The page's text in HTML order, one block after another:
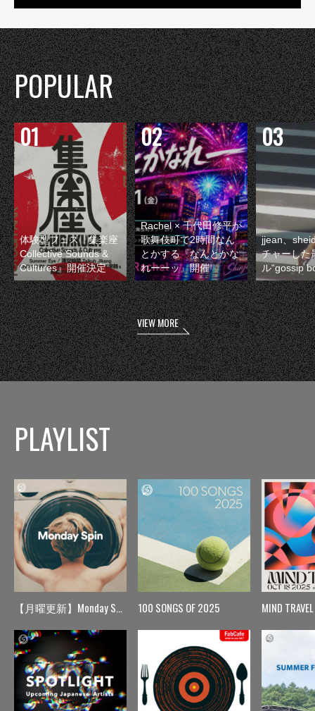
POPULAR
体験型フェス『集楽座
Collective Sounds &
Cultures』開催決定
Rachel × 千代田修平が
歌舞伎町で2時間なん
とかする『なんとかな
れーーッ』開催
jjean、
チャーした
ル“gossip
VIEW MORE
PLAYLIST
【月曜更新】Monday Spin 100 SONGS OF 2025 MIND TRAVEL